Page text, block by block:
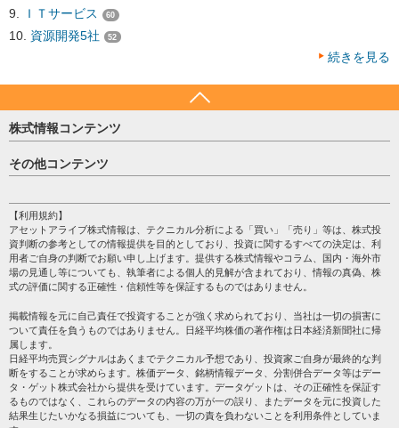
ＩＴサービス 60
資源開発5社 52
続きを見る
株式情報コンテンツ
日経平均
売買シグナル
株テーマ情報
海外市況
投資カレンダー
格付け情報
その他コンテンツ
個人情報保護方針
プライバシーポリシー
会社案内
サイトマップ
過去データ
【利用規約】
アセットアライブ株式情報は、テクニカル分析による「買い」「売り」等は、株式投
資判断の参考としての情報提供を目的としており、投資に関するすべての決定は、利
用者ご自身の判断でお願い申し上げます。提供する株式情報やコラム、国内・海外市
場の見通し等についても、執筆者による個人的見解が含まれており、情報の真偽、株
式の評価に関する正確性・信頼性等を保証するものではありません。
掲載情報を元に自己責任で投資することが強く求められており、当社は一切の損害に
ついて責任を負うものではありません。日経平均株価の著作権は日本経済新聞社に帰
属します。
日経平均売買シグナルはあくまでテクニカル予想であり、投資家ご自身が最終的な判
断をすることが求めらます。株価データ、銘柄情報データ、分割併合データ等はデー
タ・ゲット株式会社から提供を受けています。データゲットは、その正確性を保証す
るものではなく、これらのデータの内容の万が一の誤り、またデータを元に投資した
結果生じたいかなる損益についても、一切の責を負わないことを利用条件としていま